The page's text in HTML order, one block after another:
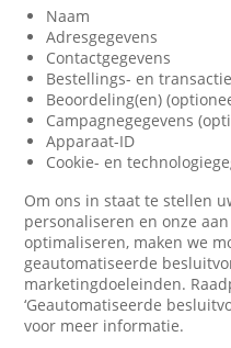
Naam
Adresgegevens
Contactgegevens
Bestellings- en
Beoordeling(en)
Campagnegegevens
Apparaat-ID
Cookie- en
Om ons in staat te stellen
personaliseren en onze
optimaliseren, maken we
geautomatiseerde
marketingdoeleinden.
‘Geautomatiseerde
voor meer informatie.